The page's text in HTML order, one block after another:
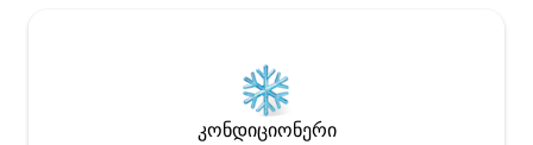
კონდიციონერი